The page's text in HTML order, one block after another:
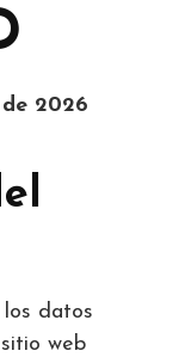
2026
datos
web